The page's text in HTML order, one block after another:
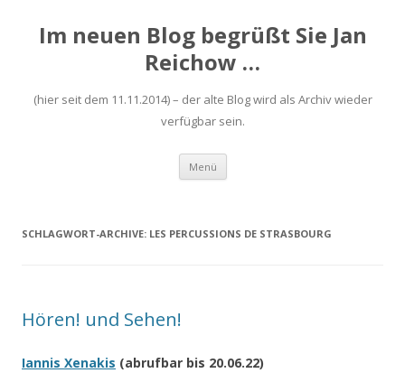
Im neuen Blog begrüßt Sie Jan
Reichow …
(hier seit dem 11.11.2014) – der alte Blog wird als Archiv wieder
verfügbar sein.
Menü Zum
springen
SCHLAGWORT-ARCHIVE: LES PERCUSSIONS DE STRASBOURG
Hören! und Sehen!
Iannis Xenakis (abrufbar bis 20.06.22)